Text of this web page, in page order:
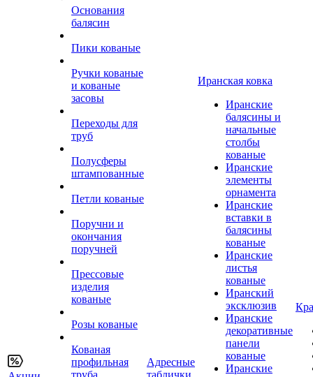
Основания
балясин
Пики кованые
Ручки кованые
и кованые
засовы
Переходы для
труб
Полусферы
штампованные
Петли кованые
Поручни и
окончания
поручней
Прессовые
изделия
кованые
Розы кованые
Кованая
профильная
труба
Адресные
таблички
Иранская ковка
Иранские
балясины и
начальные
столбы
кованые
Иранские
элементы
орнамента
Иранские
вставки в
балясины
кованые
Иранские
листья
кованые
Иранский
эксклюзив
Иранские
декоративные
панели
кованые
Иранские